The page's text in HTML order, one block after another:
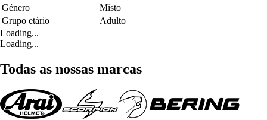
Género
Misto
Grupo etário
Adulto
Loading...
Loading...
Todas as nossas marcas